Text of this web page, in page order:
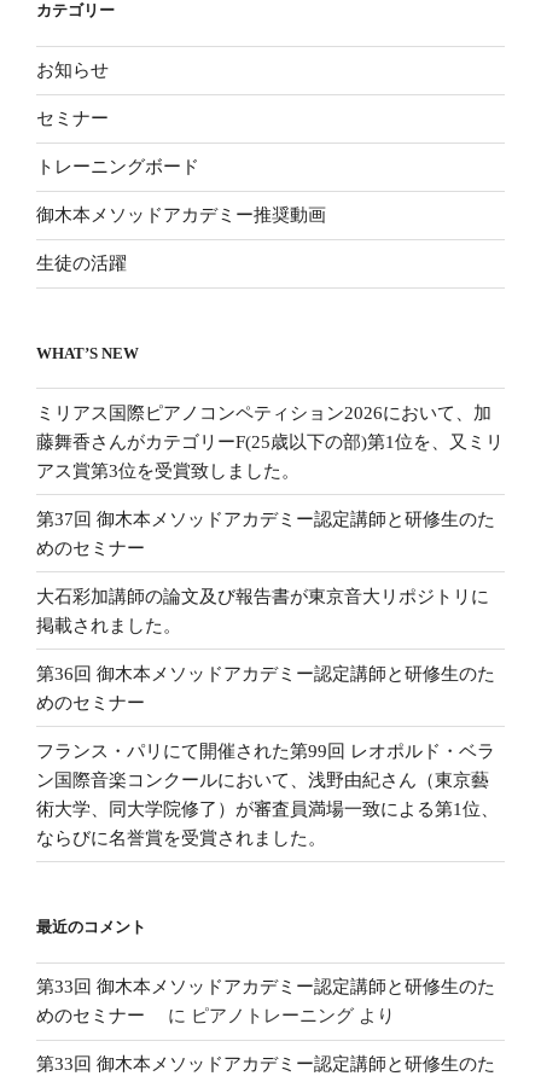
カテゴリー
お知らせ
セミナー
トレーニングボード
御木本メソッドアカデミー推奨動画
生徒の活躍
WHAT’S NEW
ミリアス国際ピアノコンペティション2026において、加
藤舞香さんがカテゴリーF(25歳以下の部)第1位を、又ミリ
アス賞第3位を受賞致しました。
第37回 御木本メソッドアカデミー認定講師と研修生のた
めのセミナー
大石彩加講師の論文及び報告書が東京音大リポジトリに
掲載されました。
第36回 御木本メソッドアカデミー認定講師と研修生のた
めのセミナー
フランス・パリにて開催された第99回 レオポルド・ベラ
ン国際音楽コンクールにおいて、浅野由紀さん（東京藝
術大学、同大学院修了）が審査員満場一致による第1位、
ならびに名誉賞を受賞されました。
最近のコメント
第33回 御木本メソッドアカデミー認定講師と研修生のた
めのセミナー
に ピアノトレーニング より
第33回 御木本メソッドアカデミー認定講師と研修生のた